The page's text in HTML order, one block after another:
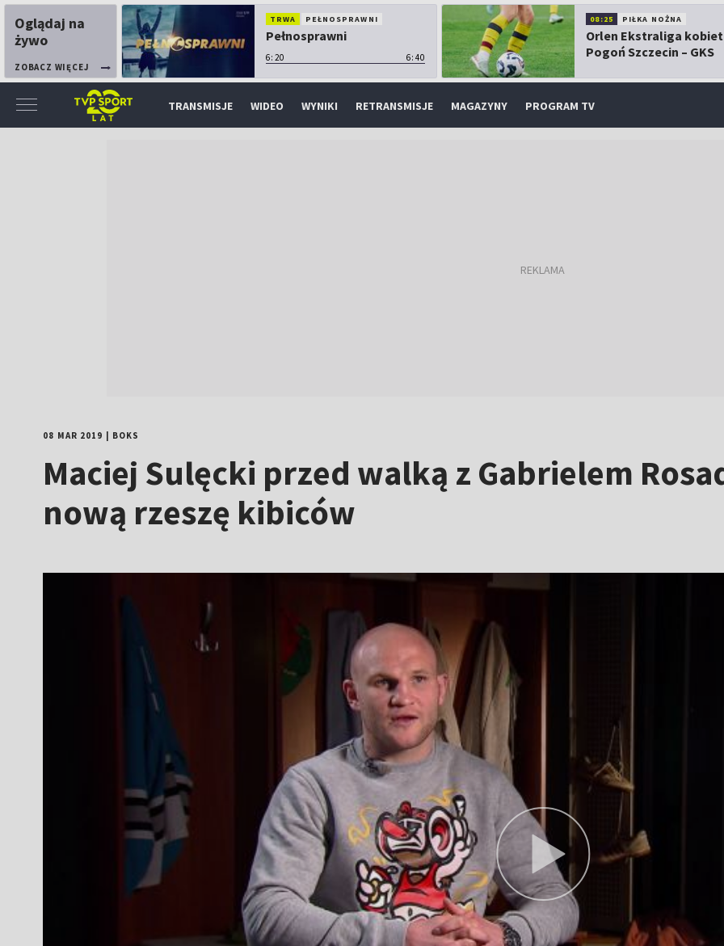
Oglądaj na
żywo
ZOBACZ WIĘCEJ
TRWA PEŁNOSPRAWNI
Pełnosprawni
6:20 6:40
08:25 PIŁKA NOŻNA
Orlen Ekstraliga
Pogoń Szczecin – GKS
TRANSMISJE WIDEO WYNIKI RETRANSMISJE MAGAZYNY PROGRAM TV
08 MAR 2019 BOKS
Maciej Sulęcki przed walką z Gabrielem
nową rzeszę kibiców